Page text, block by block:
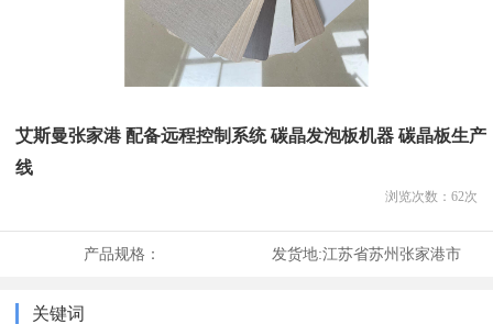
艾斯曼张家港 配备远程控制系统 碳晶发泡板机器 碳晶板生产
线
浏览次数： 62次
产品规格： 发货地:江苏省苏州张家港市
关键词